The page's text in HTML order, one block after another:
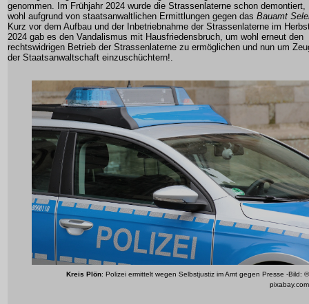
genommen. Im Frühjahr 2024 wurde die Strassenlaterne schon demontiert,
wohl aufgrund von staatsanwaltlichen Ermittlungen gegen das Bauamt
Kurz vor dem Aufbau und der Inbetriebnahme der Strassenlaterne im
2024 gab es den Vandalismus mit Hausfriedensbruch, um wohl erneut den
rechtswidrigen Betrieb der Strassenlaterne zu ermöglichen und nun um
der Staatsanwaltschaft einzuschüchtern!.
Kreis Plön: Polizei ermittelt wegen Selbstjustiz im Amt gegen Presse -Bild: ©
pixabay.com